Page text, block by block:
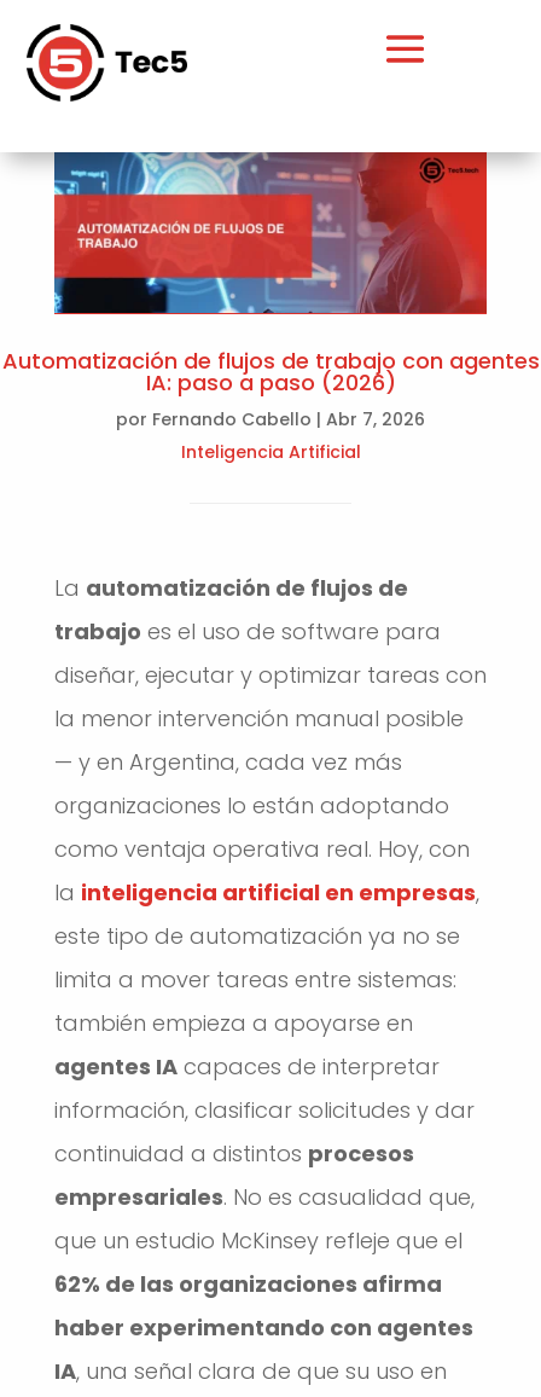
Automatización de flujos de trabajo con agentes
IA: paso a paso (2026)
por Fernando Cabello | Abr 7, 2026
Inteligencia Artificial
La automatización de flujos de
trabajo es el uso de software para
diseñar, ejecutar y optimizar tareas con
la menor intervención manual posible
— y en Argentina, cada vez más
organizaciones lo están adoptando
como ventaja operativa real. Hoy, con
la inteligencia artificial en empresas,
este tipo de automatización ya no se
limita a mover tareas entre sistemas:
también empieza a apoyarse en
agentes IAcapaces de interpretar
información, clasificar solicitudes y dar
continuidad a distintos procesos
empresariales. No es casualidad que,
que un estudio McKinsey refleje que el
62% de las organizaciones afirma
haber experimentando con agentes
IA, una señal clara de que su uso en